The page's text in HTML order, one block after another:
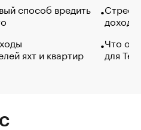
способ вредить
яхт и квартир
Что
для